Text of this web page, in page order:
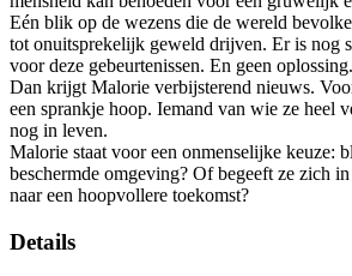
Eén blik op de wezens die de wereld
tot onuitsprekelijk geweld drijven. Er is nog
voor deze gebeurtenissen. En geen oplossing.
Dan krijgt Malorie verbijsterend nieuws.
een sprankje hoop. Iemand van wie ze heel
nog in leven.
Malorie staat voor een onmenselijke keuze:
beschermde omgeving? Of begeeft ze zich
naar een hoopvollere toekomst?
Details